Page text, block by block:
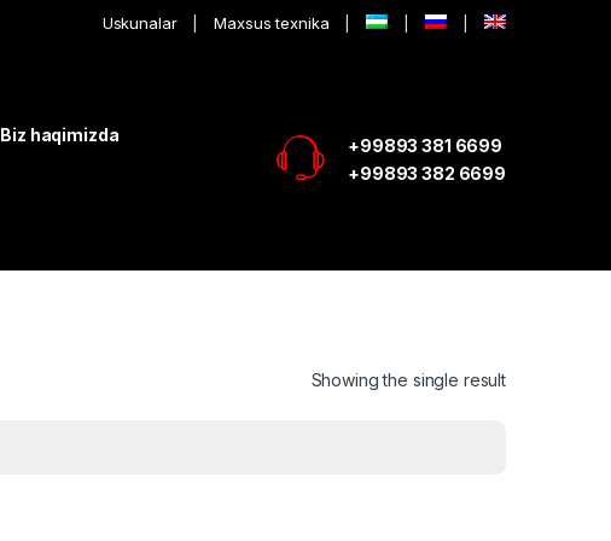
Uskunalar Maxsus texnika
Biz haqimizda
+99893 381 6699
+99893 382 6699
Showing the single result